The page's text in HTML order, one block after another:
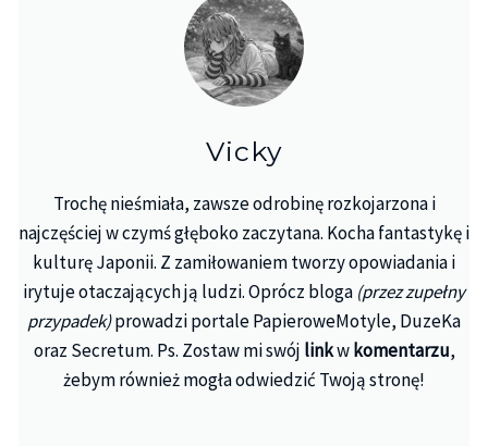
Vicky
Trochę nieśmiała, zawsze odrobinę rozkojarzona i
najczęściej w czymś głęboko zaczytana. Kocha fantastykę i
kulturę Japonii. Z zamiłowaniem tworzy opowiadania i
irytuje otaczających ją ludzi. Oprócz bloga (przez zupełny
przypadek)prowadzi portale PapieroweMotyle, DuzeKa
oraz Secretum. Ps. Zostaw mi swój linkwkomentarzu,
żebym również mogła odwiedzić Twoją stronę!